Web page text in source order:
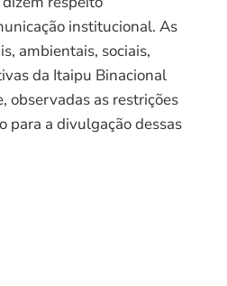
institucional. As
ambientais, sociais,
da Itaipu Binacional
observadas as restrições
para a divulgação dessas